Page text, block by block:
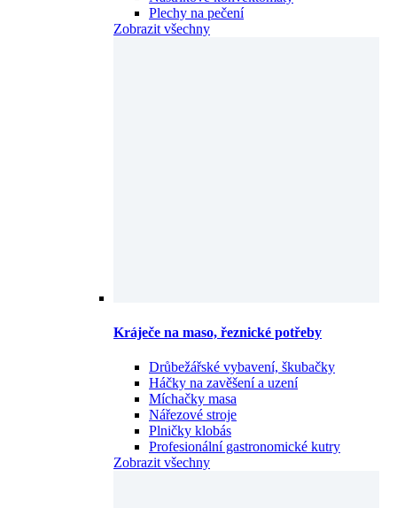
Plechy na pečení
Zobrazit všechny
Kráječe na maso, řeznické potřeby
Drůbežářské vybavení, škubačky
Háčky na zavěšení a uzení
Míchačky masa
Nářezové stroje
Plničky klobás
Profesionální gastronomické kutry
Zobrazit všechny